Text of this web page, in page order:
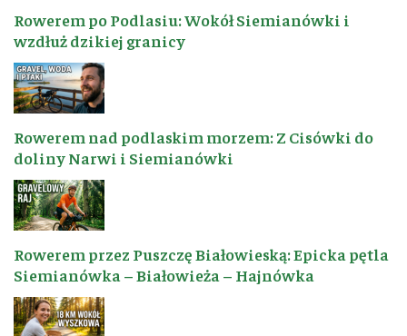
Rowerem po Podlasiu: Wokół Siemianówki i
wzdłuż dzikiej granicy
Rowerem nad podlaskim morzem: Z Cisówki do
doliny Narwi i Siemianówki
Rowerem przez Puszczę Białowieską: Epicka pętla
Siemianówka – Białowieża – Hajnówka